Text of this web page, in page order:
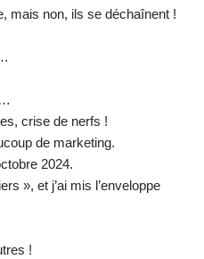
mais non, ils se déchaînent !
crise de nerfs !
de marketing.
2024.
», et j’ai mis l’enveloppe
!